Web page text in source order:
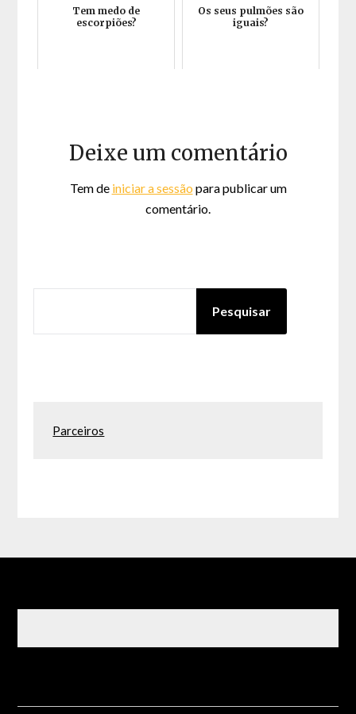
Tem medo de
escorpiões?
Os seus pulmões são
iguais?
Deixe um comentário
Tem de iniciar a sessão para publicar um
comentário.
Pesquisar
Parceiros